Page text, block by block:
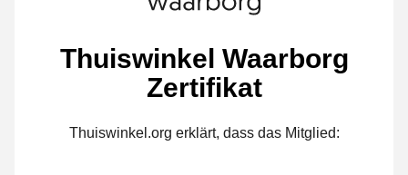
Thuiswinkel Waarborg
Zertifikat
Thuiswinkel.org erklärt, dass das Mitglied: